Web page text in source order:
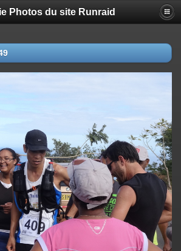
Photos du site Runraid